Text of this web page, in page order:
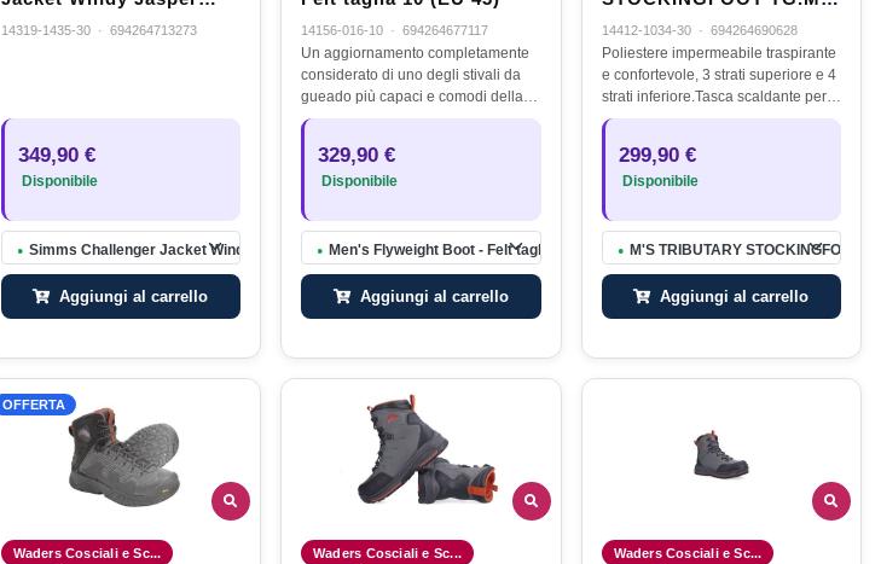
TG.M
14319-1435-30 · 694264713273
349,90 €
Disponibile
● Simms Challenger Jacket Windy Jasper TG.M
Aggiungi al carrello
14156-016-10 · 694264677117
Un aggiornamento completamente
considerato di uno degli stivali da
gueado più capaci e comodi della
linea Simms, il nuovo Flyweight
prestazioni leggere e pronte per…
329,90 €
Disponibile
● Men's Flyweight Boot - Felt taglia 10 (EU 43)
Aggiungi al carrello
9-11 COL. BASALT
14412-1034-30 · 694264690628
Poliestere impermeabile traspirante
e confortevole, 3 strati superiore e 4
strati inferiore.Tasca scaldante per
le mani foderata in pile che si
con cerniera e…
299,90 €
Disponibile
● M'S TRIBUTARY STOCKINGFOOT
Aggiungi al carrello
OFFERTA
Waders Cosciali e Sc...
Waders Cosciali e Sc...
Waders Cosciali e Sc...